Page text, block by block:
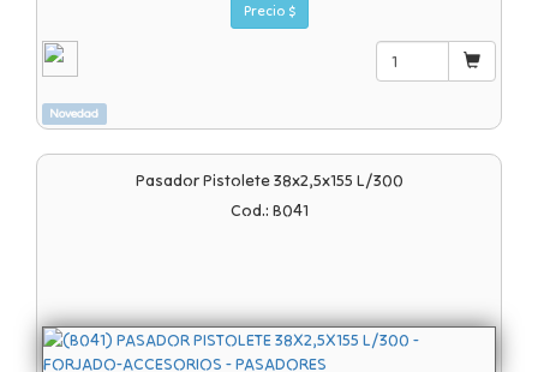
Precio $
Novedad
Pasador Pistolete 38x2,5x155 L/300
Cod.: B041